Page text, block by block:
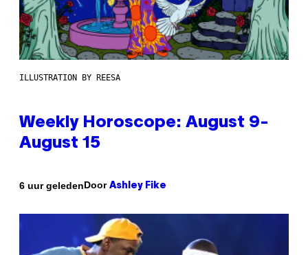
ILLUSTRATION BY REESA
Weekly Horoscope: August 9-
August 15
6 uur geledenDoor Ashley Fike